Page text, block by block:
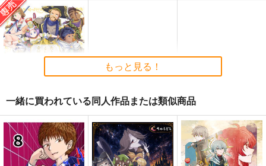
たとえばこんな帝国記
SONATEAR
1,144円（税込）
もっと見る！
一緒に買われている同人作品または類似商品